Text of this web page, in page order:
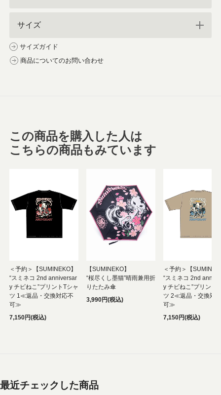
サイズ
サイズガイド
商品についてのお問い合わせ
この商品を購入した人は
こちらの商品もみています
＜予約＞【SUMINEKO】
“スミネコ 2nd anniversar
y チビねこ”プリントTシャ
ツ 1≪返品・交換対応不
可≫
7,150円(税込)
【SUMINEKO】
“桜尽くし墨猫”晴雨兼用折
りたたみ傘
3,990円(税込)
＜予約＞【
“スミネコ 2nd
y チビねこ”プリント
ツ 2≪返品・交換対
可≫
7,150円(税込)
最近チェックした商品